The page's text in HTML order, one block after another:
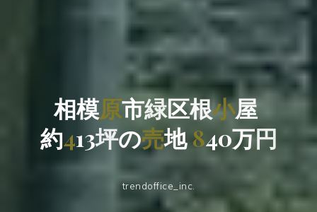
相模原市緑区根小屋
約413坪の売地 840万円
trendoffice_inc.